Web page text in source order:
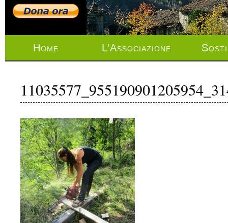
Home L’Associazione